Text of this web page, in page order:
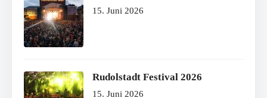
15. Juni 2026
Rudolstadt Festival 2026
15. Juni 2026